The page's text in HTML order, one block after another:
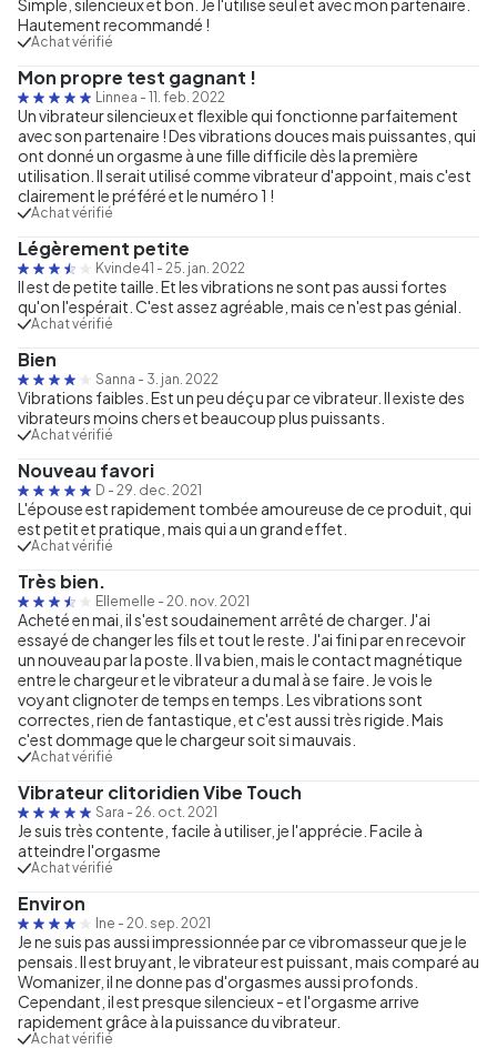
Simple, silencieux et bon. Je l'utilise seul et avec mon partenaire.
Hautement recommandé !
Achat vérifié
Mon propre test gagnant !
Linnea - 11. feb. 2022
Un vibrateur silencieux et flexible qui fonctionne parfaitement
avec son partenaire ! Des vibrations douces mais puissantes, qui
ont donné un orgasme à une fille difficile dès la première
utilisation. Il serait utilisé comme vibrateur d'appoint, mais c'est
clairement le préféré et le numéro 1 !
Achat vérifié
Légèrement petite
Kvinde41 - 25. jan. 2022
Il est de petite taille. Et les vibrations ne sont pas aussi fortes
qu'on l'espérait. C'est assez agréable, mais ce n'est pas génial.
Achat vérifié
Bien
Sanna - 3. jan. 2022
Vibrations faibles. Est un peu déçu par ce vibrateur. Il existe des
vibrateurs moins chers et beaucoup plus puissants.
Achat vérifié
Nouveau favori
D - 29. dec. 2021
L'épouse est rapidement tombée amoureuse de ce produit, qui
est petit et pratique, mais qui a un grand effet.
Achat vérifié
Très bien.
Ellemelle - 20. nov. 2021
Acheté en mai, il s'est soudainement arrêté de charger. J'ai
essayé de changer les fils et tout le reste. J'ai fini par en recevoir
un nouveau par la poste. Il va bien, mais le contact magnétique
entre le chargeur et le vibrateur a du mal à se faire. Je vois le
voyant clignoter de temps en temps. Les vibrations sont
correctes, rien de fantastique, et c'est aussi très rigide. Mais
c'est dommage que le chargeur soit si mauvais.
Achat vérifié
Vibrateur clitoridien Vibe Touch
Sara - 26. oct. 2021
Je suis très contente, facile à utiliser, je l'apprécie. Facile à
atteindre l'orgasme
Achat vérifié
Environ
Ine - 20. sep. 2021
Je ne suis pas aussi impressionnée par ce vibromasseur que je le
pensais. Il est bruyant, le vibrateur est puissant, mais comparé au
Womanizer, il ne donne pas d'orgasmes aussi profonds.
Cependant, il est presque silencieux - et l'orgasme arrive
rapidement grâce à la puissance du vibrateur.
Achat vérifié